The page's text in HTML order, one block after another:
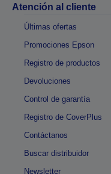
Atención al cliente
Últimas ofertas
Promociones Epson
Registro de productos
Devoluciones
Control de garantía
Registro de CoverPlus
Contáctanos
Buscar distribuidor
Newsletter